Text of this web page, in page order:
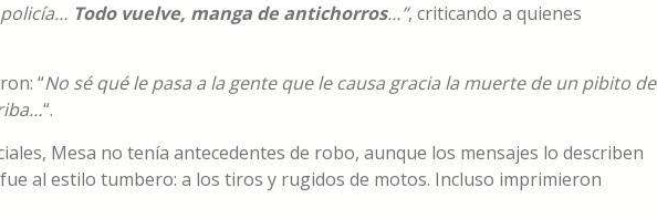
Todo vuelve, manga de antichorros…”, criticando a quienes
“No sé qué le pasa a la gente que le causa gracia la muerte de un pibito de
“.
Mesa no tenía antecedentes de robo, aunque los mensajes lo describen
fue al estilo tumbero: a los tiros y rugidos de motos. Incluso imprimieron